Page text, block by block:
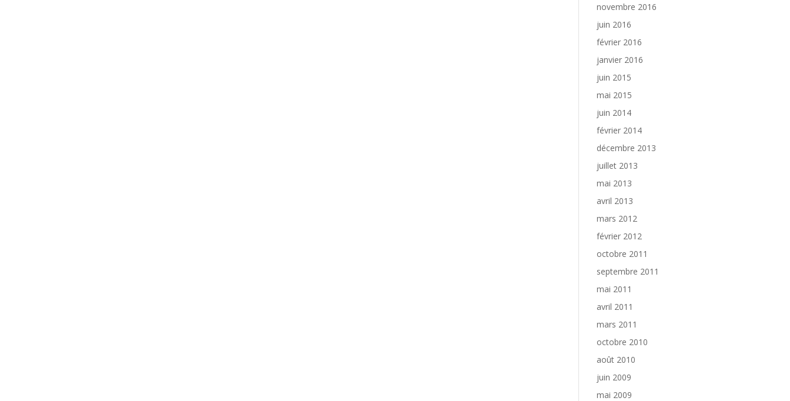
novembre 2016
juin 2016
février 2016
janvier 2016
juin 2015
mai 2015
juin 2014
février 2014
décembre 2013
juillet 2013
mai 2013
avril 2013
mars 2012
février 2012
octobre 2011
septembre 2011
mai 2011
avril 2011
mars 2011
octobre 2010
août 2010
juin 2009
mai 2009